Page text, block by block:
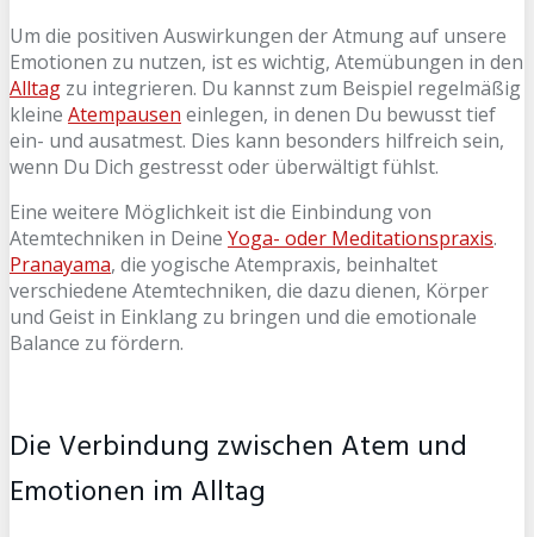
Um die positiven Auswirkungen der Atmung auf unsere
Emotionen zu nutzen, ist es wichtig, Atemübungen in den
Alltag zu integrieren. Du kannst zum Beispiel regelmäßig
kleine Atempausen einlegen, in denen Du bewusst tief
ein- und ausatmest. Dies kann besonders hilfreich sein,
wenn Du Dich gestresst oder überwältigt fühlst.
Eine weitere Möglichkeit ist die Einbindung von
Atemtechniken in Deine Yoga- oder Meditationspraxis.
Pranayama, die yogische Atempraxis, beinhaltet
verschiedene Atemtechniken, die dazu dienen, Körper
und Geist in Einklang zu bringen und die emotionale
Balance zu fördern.
Die Verbindung zwischen Atem und
Emotionen im Alltag